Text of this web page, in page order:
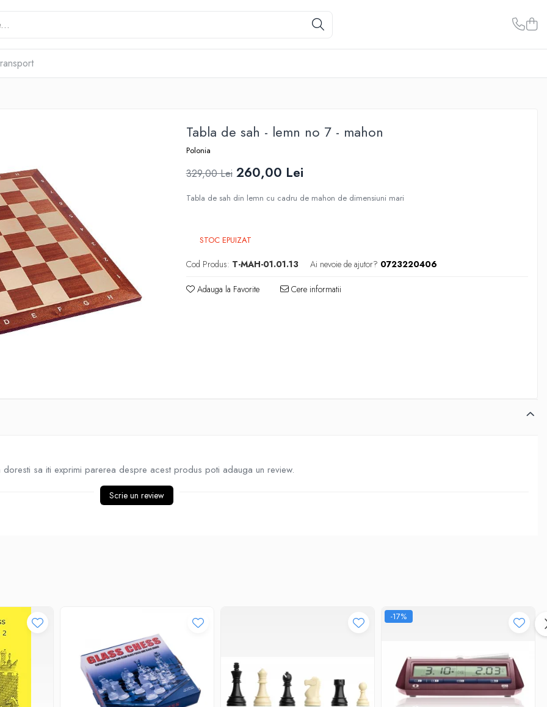
Tabla de sah - lemn no 7 - mahon
Polonia
329,00 Lei 260,00 Lei
Tabla de sah din lemn cu cadru de mahon de dimensiuni mari
STOC EPUIZAT
Cod Produs: T-MAH-01.01.13 Ai nevoie de ajutor? 0723220406
Adauga la Favorite Cere informatii
doresti sa iti exprimi parerea despre acest produs poti adauga un review.
Scrie un review
-17%